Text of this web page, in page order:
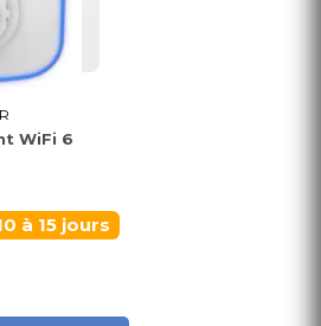
WiFi 6
à 15 jours